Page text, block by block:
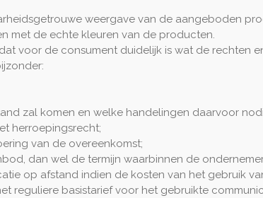
weergave van de aangeboden
met de echte kleuren van de producten.
voor de consument duidelijk is wat de rechten
zal komen en welke handelingen daarvoor
herroepingsrecht;
van de overeenkomst;
dan wel de termijn waarbinnen de
op afstand indien de kosten van het gebruik
reguliere basistarief voor het gebruikte